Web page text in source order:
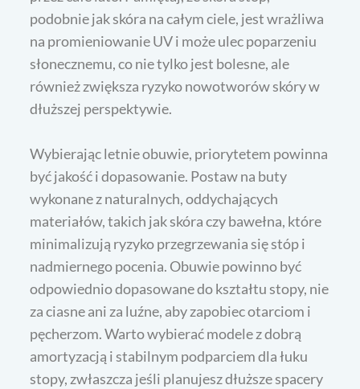
podobnie jak skóra na całym ciele, jest wrażliwa
na promieniowanie UV i może ulec poparzeniu
słonecznemu, co nie tylko jest bolesne, ale
również zwiększa ryzyko nowotworów skóry w
dłuższej perspektywie.
Wybierając letnie obuwie, priorytetem powinna
być jakość i dopasowanie. Postaw na buty
wykonane z naturalnych, oddychających
materiałów, takich jak skóra czy bawełna, które
minimalizują ryzyko przegrzewania się stóp i
nadmiernego pocenia. Obuwie powinno być
odpowiednio dopasowane do kształtu stopy, nie
za ciasne ani za luźne, aby zapobiec otarciom i
pęcherzom. Warto wybierać modele z dobrą
amortyzacją i stabilnym podparciem dla łuku
stopy, zwłaszcza jeśli planujesz dłuższe spacery